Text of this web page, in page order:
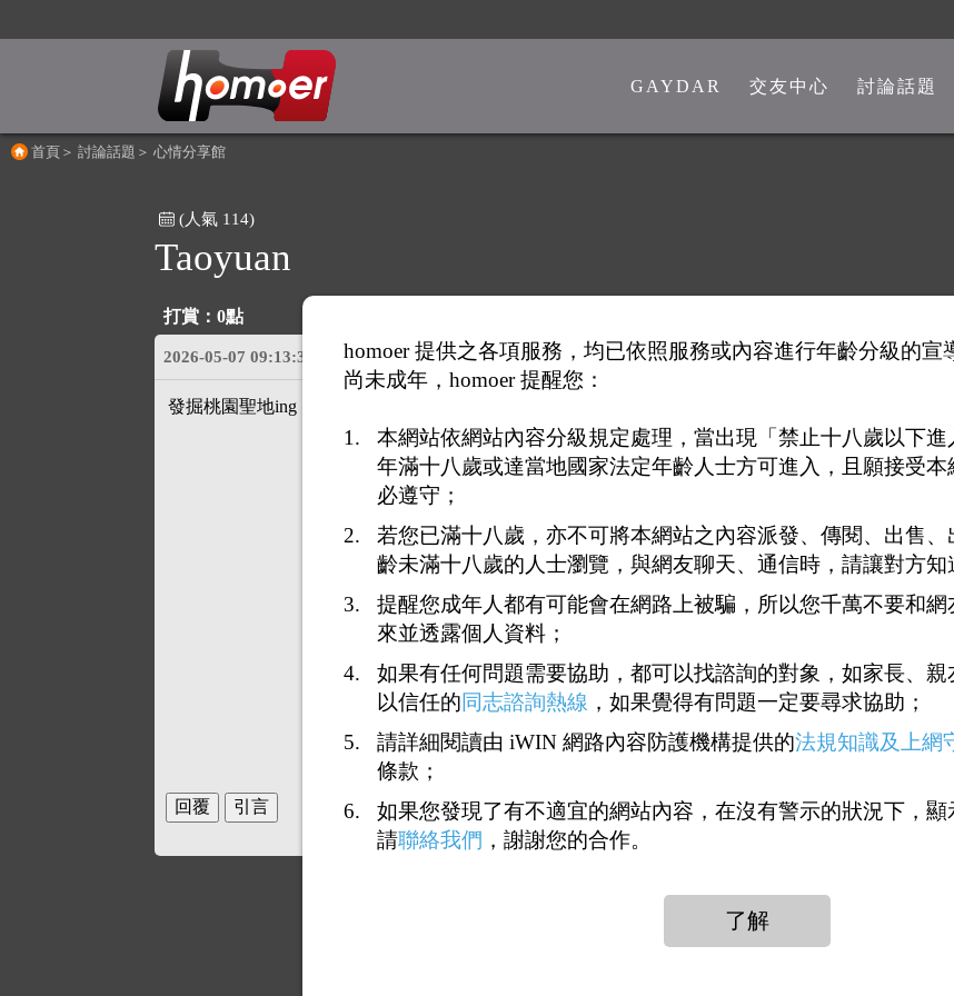
GAYDAR 交友中心 討論話題
同志文學館
激情文學館
首頁 ＞ 討論話題 ＞ 心情分享館
(人氣 114)
Taoyuan
打賞：0點
首篇：桃園市立游泳池同志多嗎
2026-05-07 09:13:39 27.51.65.171)
發掘桃園聖地ing
homoer 提供之各項服務，均已依照服務或內容進行年齡分級的宣
尚未成年，homoer 提醒您：
本網站依網站內容分級規定處理，當出現「禁止十八歲以下進
年滿十八歲或達當地國家法定年齡人士方可進入，且願接受
必遵守；
若您已滿十八歲，亦不可將本網站之內容派發、傳閱、出售
齡未滿十八歲的人士瀏覽，與網友聊天、通信時，請讓對方知
提醒您成年人都有可能會在網路上被騙，所以您千萬不要和
來並透露個人資料；
如果有任何問題需要協助，都可以找諮詢的對象，如家長、
以信任的同志諮詢熱線 ，如果覺得有問題一定要尋求協助；
請詳細閱讀由 iWIN 網路內容防護機構提供的法規知識及上網
條款；
如果您發現了有不適宜的網站內容，在沒有警示的狀況下，顯
請聯絡我們 ，謝謝您的合作。